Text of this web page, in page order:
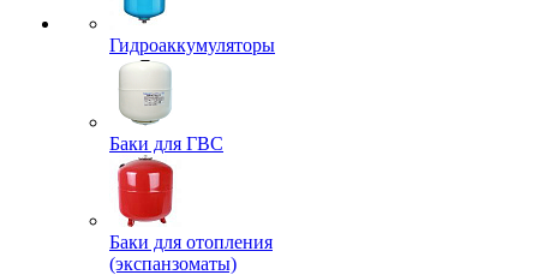
Гидроаккумуляторы
Баки для ГВС
Баки для отопления
(экспанзоматы)